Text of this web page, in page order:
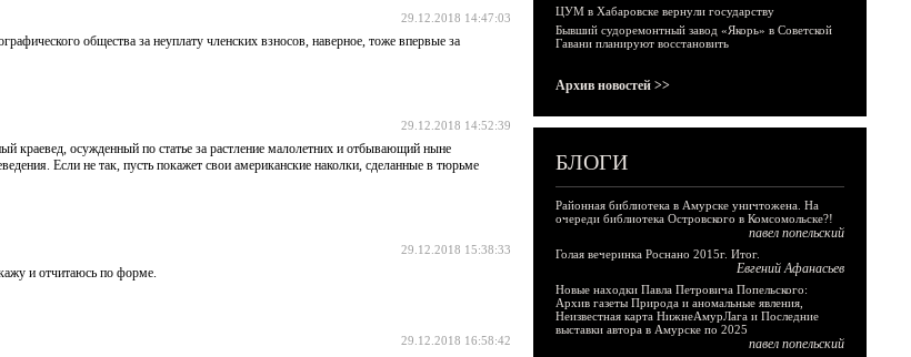
29.12.2018 14:47:03
общества за неуплату членских взносов, наверное, тоже впервые за
29.12.2018 14:52:39
краевед, осужденный по статье за растление малолетних и отбывающий ныне
Если не так, пусть покажет свои американские наколки, сделанные в тюрьме
29.12.2018 15:38:33
и отчитаюсь по форме.
29.12.2018 16:58:42
ЦУМ в Хабаровске вернули государству
Бывший судоремонтный завод «Якорь» в Советской
Гавани планируют восстановить
Архив новостей >>
БЛОГИ
Районная библиотека в Амурске уничтожена. На
очереди библиотека Островского в Комсомольске?!
павел попельский
Голая вечеринка Роснано 2015г. Итог.
Евгений Афанасьев
Новые находки Павла Петровича Попельского:
Архив газеты Природа и аномальные явления,
Неизвестная карта НижнеАмурЛага и Последние
выставки автора в Амурске по 2025
павел попельский